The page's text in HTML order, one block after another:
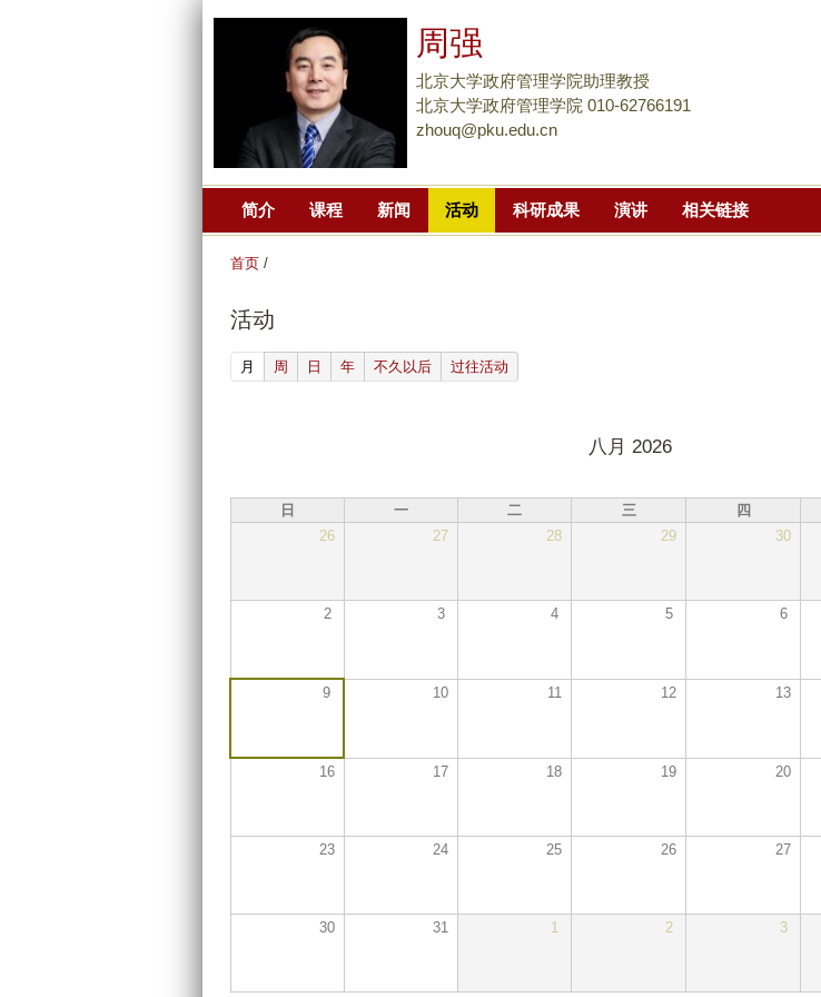
页
主
周强
北京大学政府管理学院助理教授
北京大学政府管理学院 010-62766191
zhouq@pku.edu.cn
简介 课程 新闻 活动 科研成果 演讲 相关链接
首页 /
活动
月 (active tab)
周 日 年 不久以后 过往活动
八月 2026
日 一 二 三 四
26
27 28 29 30
2 3 4 5 6
9 10 11 12 13
16 17 18 19 20
23 24 25 26 27
30 31 1 2 3